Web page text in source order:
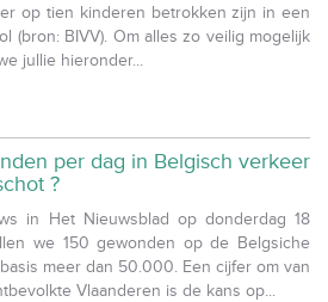
op tien kinderen betrokken zijn in een
(bron: BIVV). Om alles zo veilig mogelijk
jullie hieronder...
per dag in Belgisch verkeer
?
in Het Nieuwsblad op donderdag 18
we 150 gewonden op de Belgsiche
meer dan 50.000. Een cijfer om van
Vlaanderen is de kans op...